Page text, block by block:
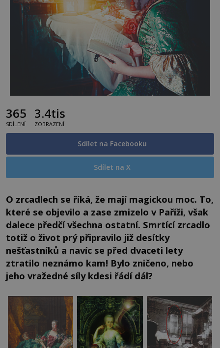
365
SDÍLENÍ
3.4tis
ZOBRAZENÍ
Sdílet na Facebooku
Sdílet na X
O zrcadlech se říká, že mají magickou moc. To,
které se objevilo a zase zmizelo v Paříži, však
dalece předčí všechna ostatní. Smrtící zrcadlo
totiž o život prý připravilo již desítky
nešťastníků a navíc se před dvaceti lety
ztratilo neznámo kam! Bylo zničeno, nebo
jeho vražedné síly kdesi řádí dál?